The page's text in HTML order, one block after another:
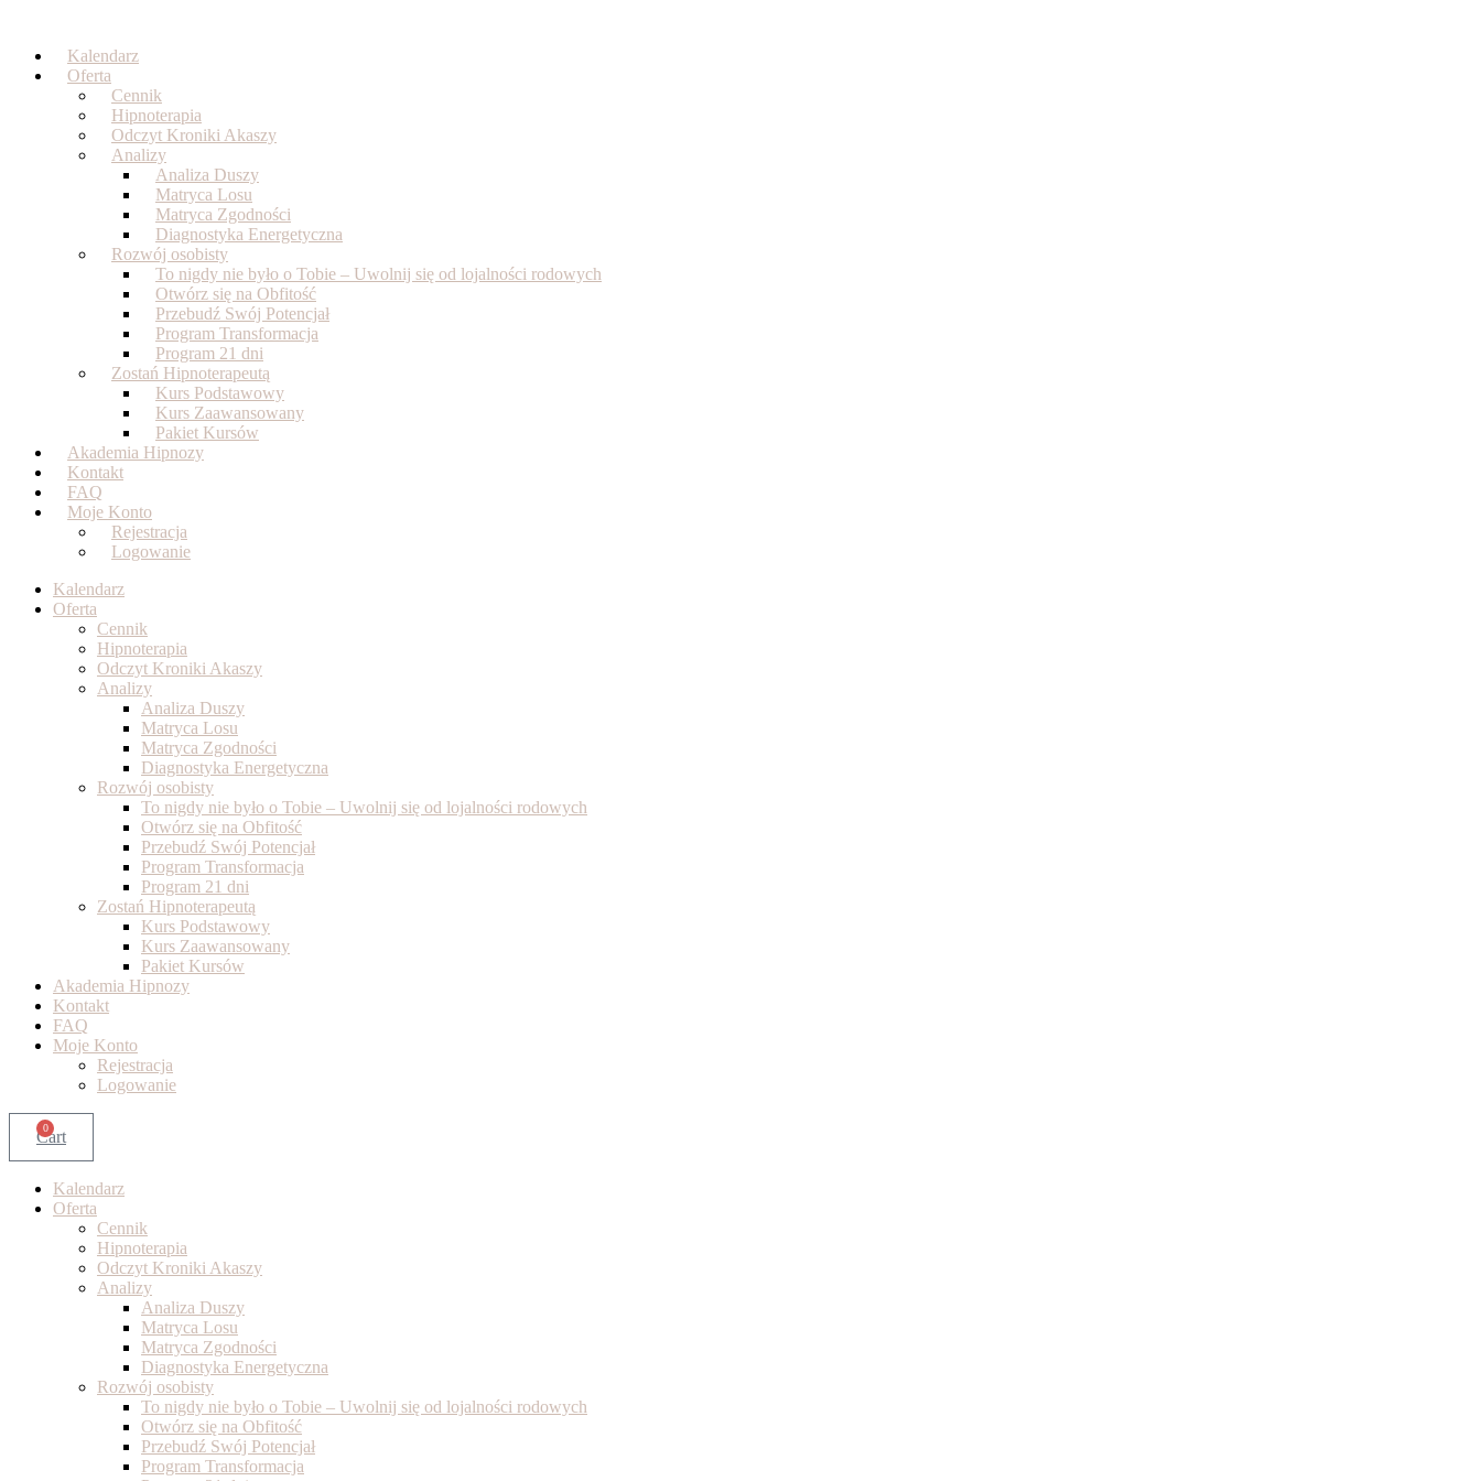
content
Kalendarz
Oferta
Cennik
Hipnoterapia
Odczyt Kroniki Akaszy
Analizy
Analiza Duszy
Matryca Losu
Matryca Zgodności
Diagnostyka Energetyczna
Rozwój osobisty
To nigdy nie było o Tobie – Uwolnij się od lojalności rodowych
Otwórz się na Obfitość
Przebudź Swój Potencjał
Program Transformacja
Program 21 dni
Zostań Hipnoterapeutą
Kurs Podstawowy
Kurs Zaawansowany
Pakiet Kursów
Akademia Hipnozy
Kontakt
FAQ
Moje Konto
Rejestracja
Logowanie
Kalendarz
Oferta
Cennik
Hipnoterapia
Odczyt Kroniki Akaszy
Analizy
Analiza Duszy
Matryca Losu
Matryca Zgodności
Diagnostyka Energetyczna
Rozwój osobisty
To nigdy nie było o Tobie – Uwolnij się od lojalności rodowych
Otwórz się na Obfitość
Przebudź Swój Potencjał
Program Transformacja
Program 21 dni
Zostań Hipnoterapeutą
Kurs Podstawowy
Kurs Zaawansowany
Pakiet Kursów
Akademia Hipnozy
Kontakt
FAQ
Moje Konto
Rejestracja
Logowanie
0
Cart
Kalendarz
Oferta
Cennik
Hipnoterapia
Odczyt Kroniki Akaszy
Analizy
Analiza Duszy
Matryca Losu
Matryca Zgodności
Diagnostyka Energetyczna
Rozwój osobisty
To nigdy nie było o Tobie – Uwolnij się od lojalności rodowych
Otwórz się na Obfitość
Przebudź Swój Potencjał
Program Transformacja